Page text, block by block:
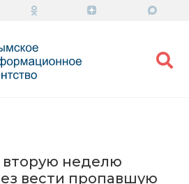
вторую неделю
вести пропавшую